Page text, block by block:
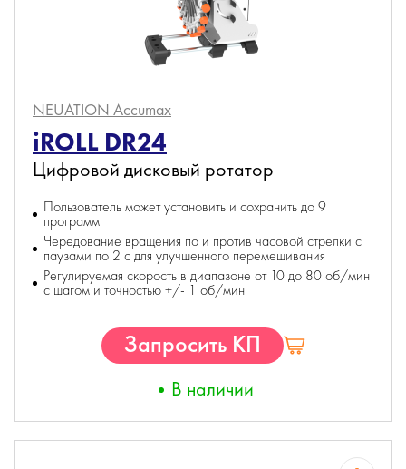
NEUATION Accumax
iROLL DR24
Цифровой дисковый ротатор
Пользователь может установить и сохранить до 9
программ
Чередование вращения по и против часовой стрелки с
паузами по 2 с для улучшенного перемешивания
Регулируемая скорость в диапазоне от 10 до 80 об/мин
с шагом и точностью +/- 1 об/мин
Запросить КП
В наличии